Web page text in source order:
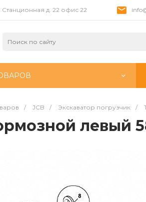
д. 22 офис 22
/ JCB / Экскаватор погрузчик /
левый